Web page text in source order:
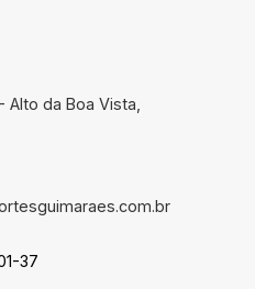
Alto da Boa Vista,
37